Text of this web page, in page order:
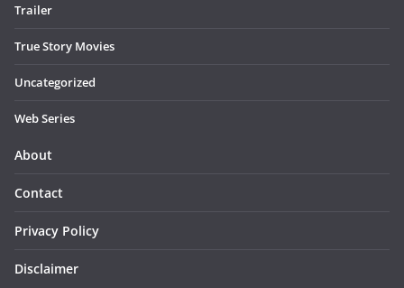
Trailer
True Story Movies
Uncategorized
Web Series
About
Contact
Privacy Policy
Disclaimer